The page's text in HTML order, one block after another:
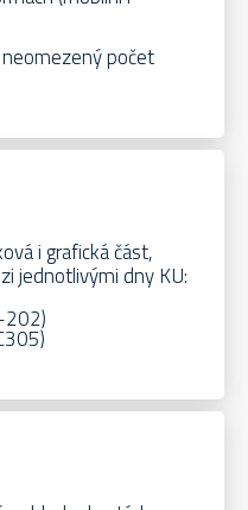
počet
i grafická část,
jednotlivými dny KU:
202)